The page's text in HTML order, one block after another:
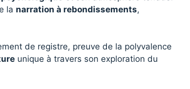
la narration à rebondissements,
de registre, preuve de la polyvalence
unique à travers son exploration du